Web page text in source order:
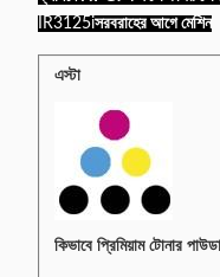
IR3125iসরবরাহের আগে মেশিন
এস্টা
কিভাবে প্রিমিয়াম টোনার